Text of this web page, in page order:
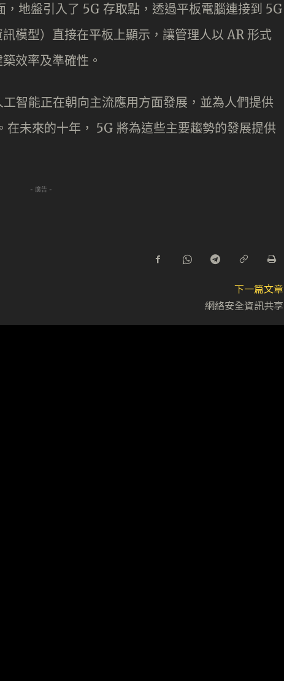
地盤引入了 5G 存取點，透過平板電腦連接到 5G
模型）直接在平板上顯示，讓管理人以 AR 形式
效率及準確性。
智能正在朝向主流應用方面發展，並為人們提供
在未來的十年， 5G 將為這些主要趨勢的發展提供
- 廣告 -
下一篇文章
網絡安全資訊共享